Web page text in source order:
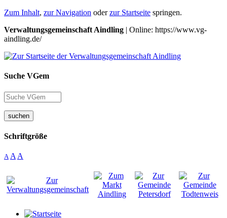
Zum Inhalt, zur Navigation oderzur Startseite springen.
Verwaltungsgemeinschaft Aindling | Online: https://www.vg-
aindling.de/
Suche VGem
suchen
Schriftgröße
A A A